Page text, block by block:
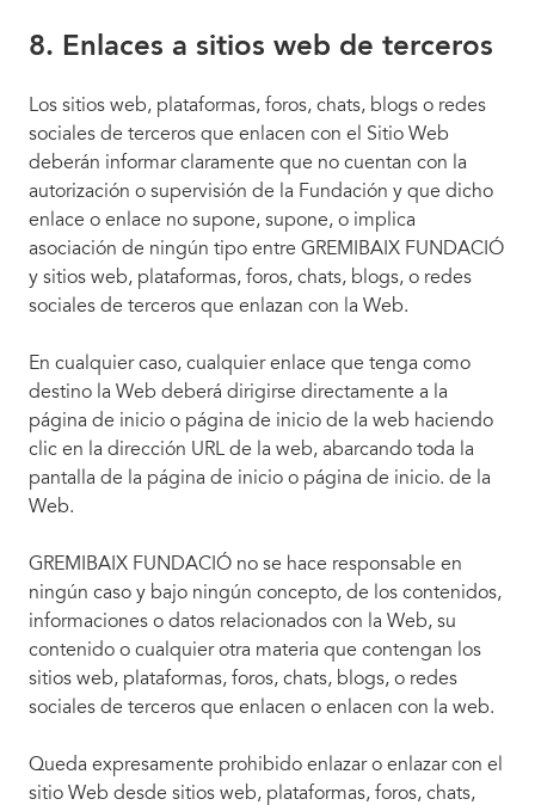
8. Enlaces a sitios web de terceros
Los sitios web, plataformas, foros, chats, blogs o redes
sociales de terceros que enlacen con el Sitio Web
deberán informar claramente que no cuentan con la
autorización o supervisión de la Fundación y que dicho
enlace o enlace no supone, supone, o implica
asociación de ningún tipo entre GREMIBAIX FUNDACIÓ
y sitios web, plataformas, foros, chats, blogs, o redes
sociales de terceros que enlazan con la Web.
En cualquier caso, cualquier enlace que tenga como
destino la Web deberá dirigirse directamente a la
página de inicio o página de inicio de la web haciendo
clic en la dirección URL de la web, abarcando toda la
pantalla de la página de inicio o página de inicio. de la
Web.
GREMIBAIX FUNDACIÓ no se hace responsable en
ningún caso y bajo ningún concepto, de los contenidos,
informaciones o datos relacionados con la Web, su
contenido o cualquier otra materia que contengan los
sitios web, plataformas, foros, chats, blogs, o redes
sociales de terceros que enlacen o enlacen con la web.
Queda expresamente prohibido enlazar o enlazar con el
sitio Web desde sitios web, plataformas, foros, chats,